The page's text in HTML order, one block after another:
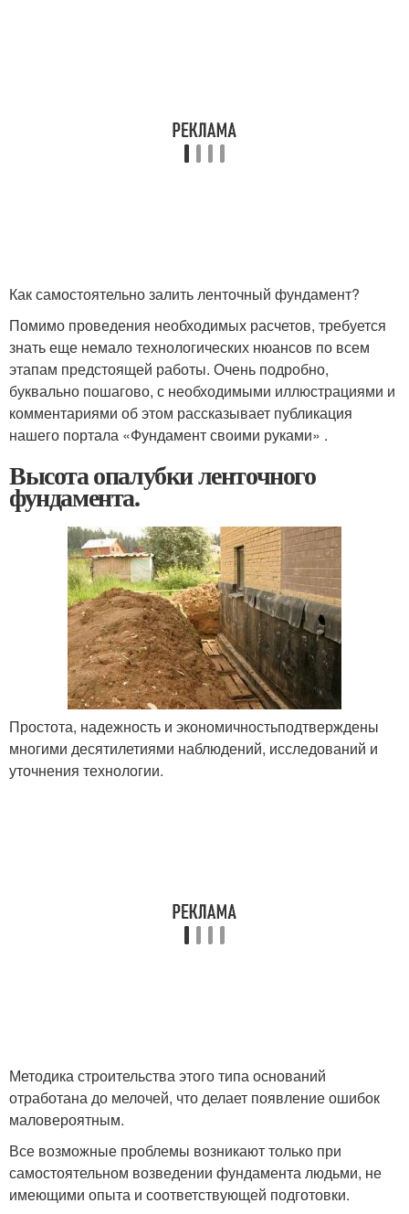
Как самостоятельно залить ленточный фундамент?
Помимо проведения необходимых расчетов, требуется
знать еще немало технологических нюансов по всем
этапам предстоящей работы. Очень подробно,
буквально пошагово, с необходимыми иллюстрациями и
комментариями об этом рассказывает публикация
нашего портала «Фундамент своими руками» .
Высота опалубки ленточного
фундамента.
Простота, надежность и экономичностьподтверждены
многими десятилетиями наблюдений, исследований и
уточнения технологии.
Методика строительства этого типа оснований
отработана до мелочей, что делает появление ошибок
маловероятным.
Все возможные проблемы возникают только при
самостоятельном возведении фундамента людьми, не
имеющими опыта и соответствующей подготовки.